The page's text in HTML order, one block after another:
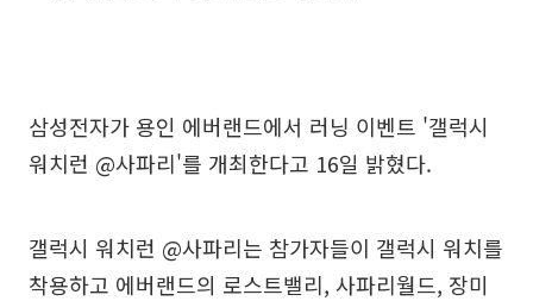
삼성전자가 용인 에버랜드에서 러닝 이벤트 '갤럭시
워치런 @사파리'를 개최한다고 16일 밝혔다.
갤럭시 워치런 @사파리는 참가자들이 갤럭시 워치를
착용하고 에버랜드의 로스트밸리, 사파리월드, 장미